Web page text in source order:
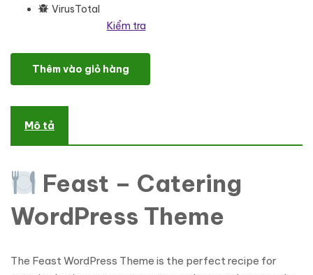
VirusTotal
Kiểm tra
Feast - Catering WordPress theme WordPress Theme số lượng
Thêm vào giỏ hàng
Mô tả
Feast – Catering
WordPress Theme
The Feast WordPress Theme is the perfect recipe for